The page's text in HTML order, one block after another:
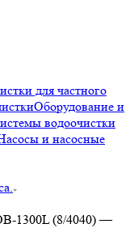
для частного
Оборудование и
водоочистки
и насосные
1300L (8/4040) —